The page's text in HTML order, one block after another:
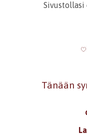
Sivustollasi
Tänään